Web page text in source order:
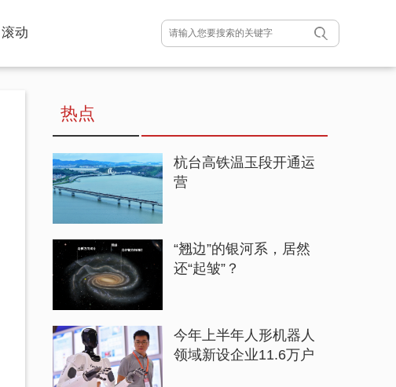
滚动
热点
杭台高铁温玉段开通运
营
“翘边”的银河系，居然
还“起皱”？
今年上半年人形机器人
领域新设企业11.6万户